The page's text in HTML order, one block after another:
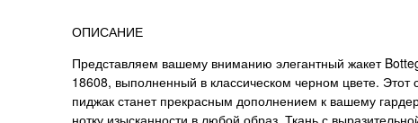
ОПИСАНИЕ
Представляем вашему вниманию элегантный жакет
18608, выполненный в классическом черном цвете. Этот
пиджак станет прекрасным дополнением к вашему
нотку изысканности в любой образ. Ткань с